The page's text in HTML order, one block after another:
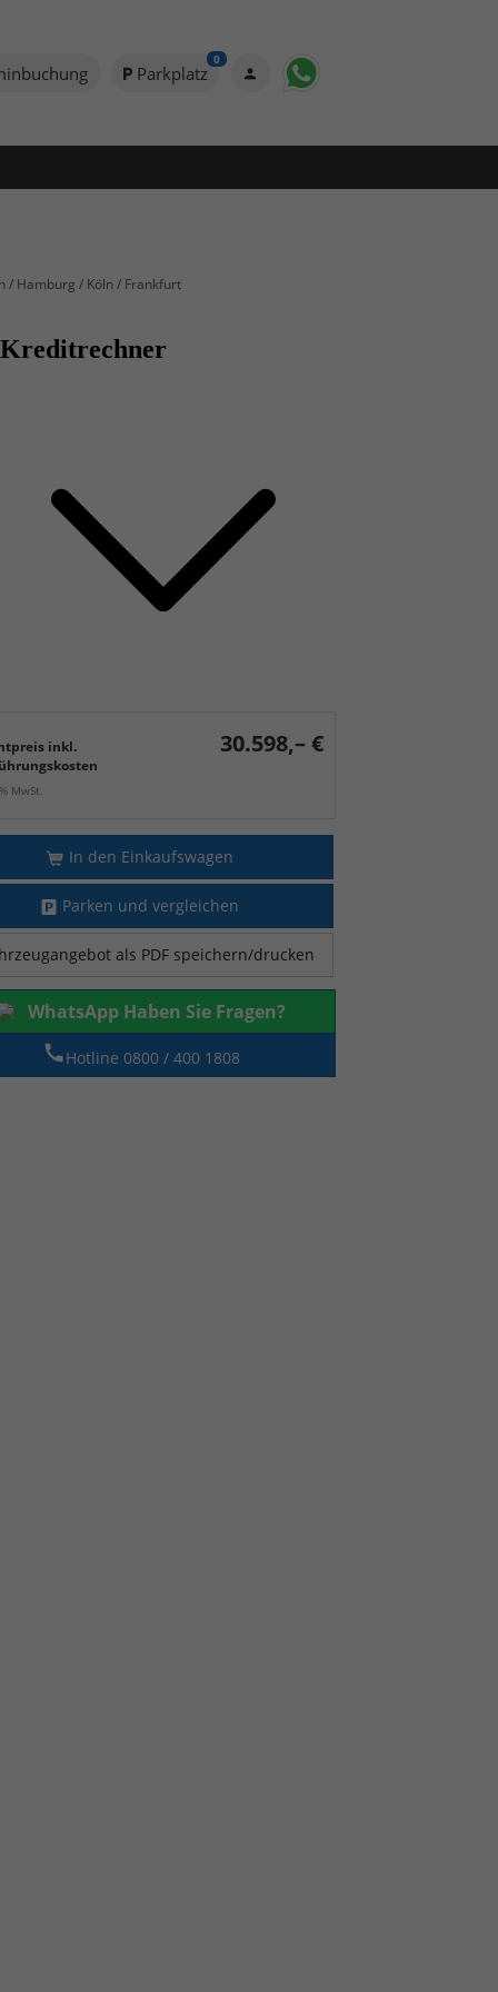
Parkplatz
0
/ Hamburg / Köln / Frankfurt
inkl.
30.598,– €
MwSt.
In den Einkaufswagen
Parken und vergleichen
als PDF speichern/drucken
WhatsApp Haben Sie Fragen?
Hotline 0800 / 400 1808